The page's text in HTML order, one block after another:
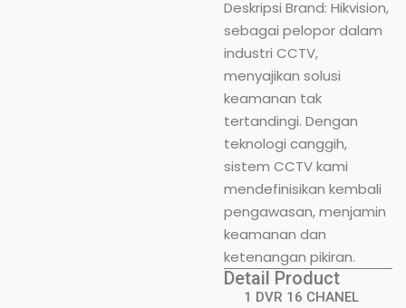
Deskripsi Brand: Hikvision,
sebagai pelopor dalam
industri CCTV,
menyajikan solusi
keamanan tak
tertandingi. Dengan
teknologi canggih,
sistem CCTV kami
mendefinisikan kembali
pengawasan, menjamin
keamanan dan
ketenangan pikiran.
Detail Product
1 DVR 16 CHANEL